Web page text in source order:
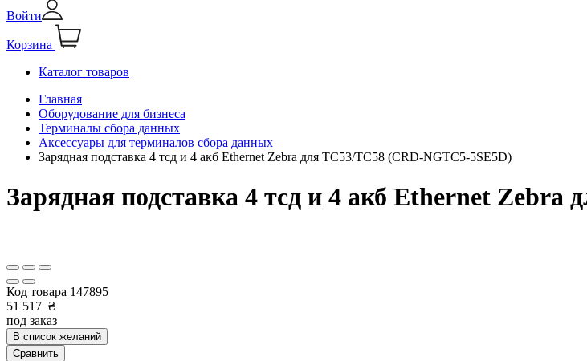
Войти
Корзина
Каталог товаров
Главная
Оборудование для бизнеса
Терминалы сбора данных
Аксессуары для терминалов сбора данных
Зарядная подставка 4 тсд и 4 акб Ethernet Zebra для TC53/TC58 (CRD-NGTC5-5SE5D)
Зарядная подставка 4 тсд и 4 акб Ethernet
Код товара 147895
51 517 ₴
под заказ
В список желаний
Сравнить